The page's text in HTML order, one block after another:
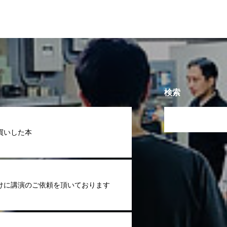
いした本
に講演のご依頼を頂いております
検索